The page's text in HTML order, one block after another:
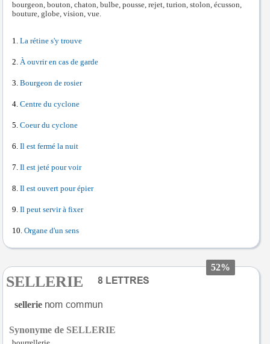
bourgeon, bouton, chaton, bulbe, pousse, rejet, turion, stolon, écusson,
bouture, globe, vision, vue.
La rétine s'y trouve
À ouvrir en cas de garde
Bourgeon de rosier
Centre du cyclone
Coeur du cyclone
Il est fermé la nuit
Il est jeté pour voir
Il est ouvert pour épier
Il peut servir à fixer
Organe d'un sens
52%
SELLERIE
sellerie
Synonyme de SELLERIE